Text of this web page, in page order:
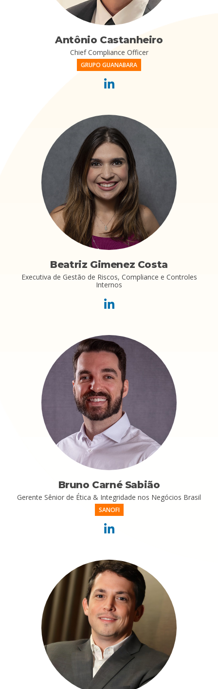
Antônio Castanheiro
Chief Compliance Officer
GRUPO GUANABARA
Beatriz Gimenez Costa
Executiva de Gestão de Riscos, Compliance e Controles
Internos
Bruno Carné Sabião
Gerente Sênior de Ética & Integridade nos Negócios Brasil
SANOFI